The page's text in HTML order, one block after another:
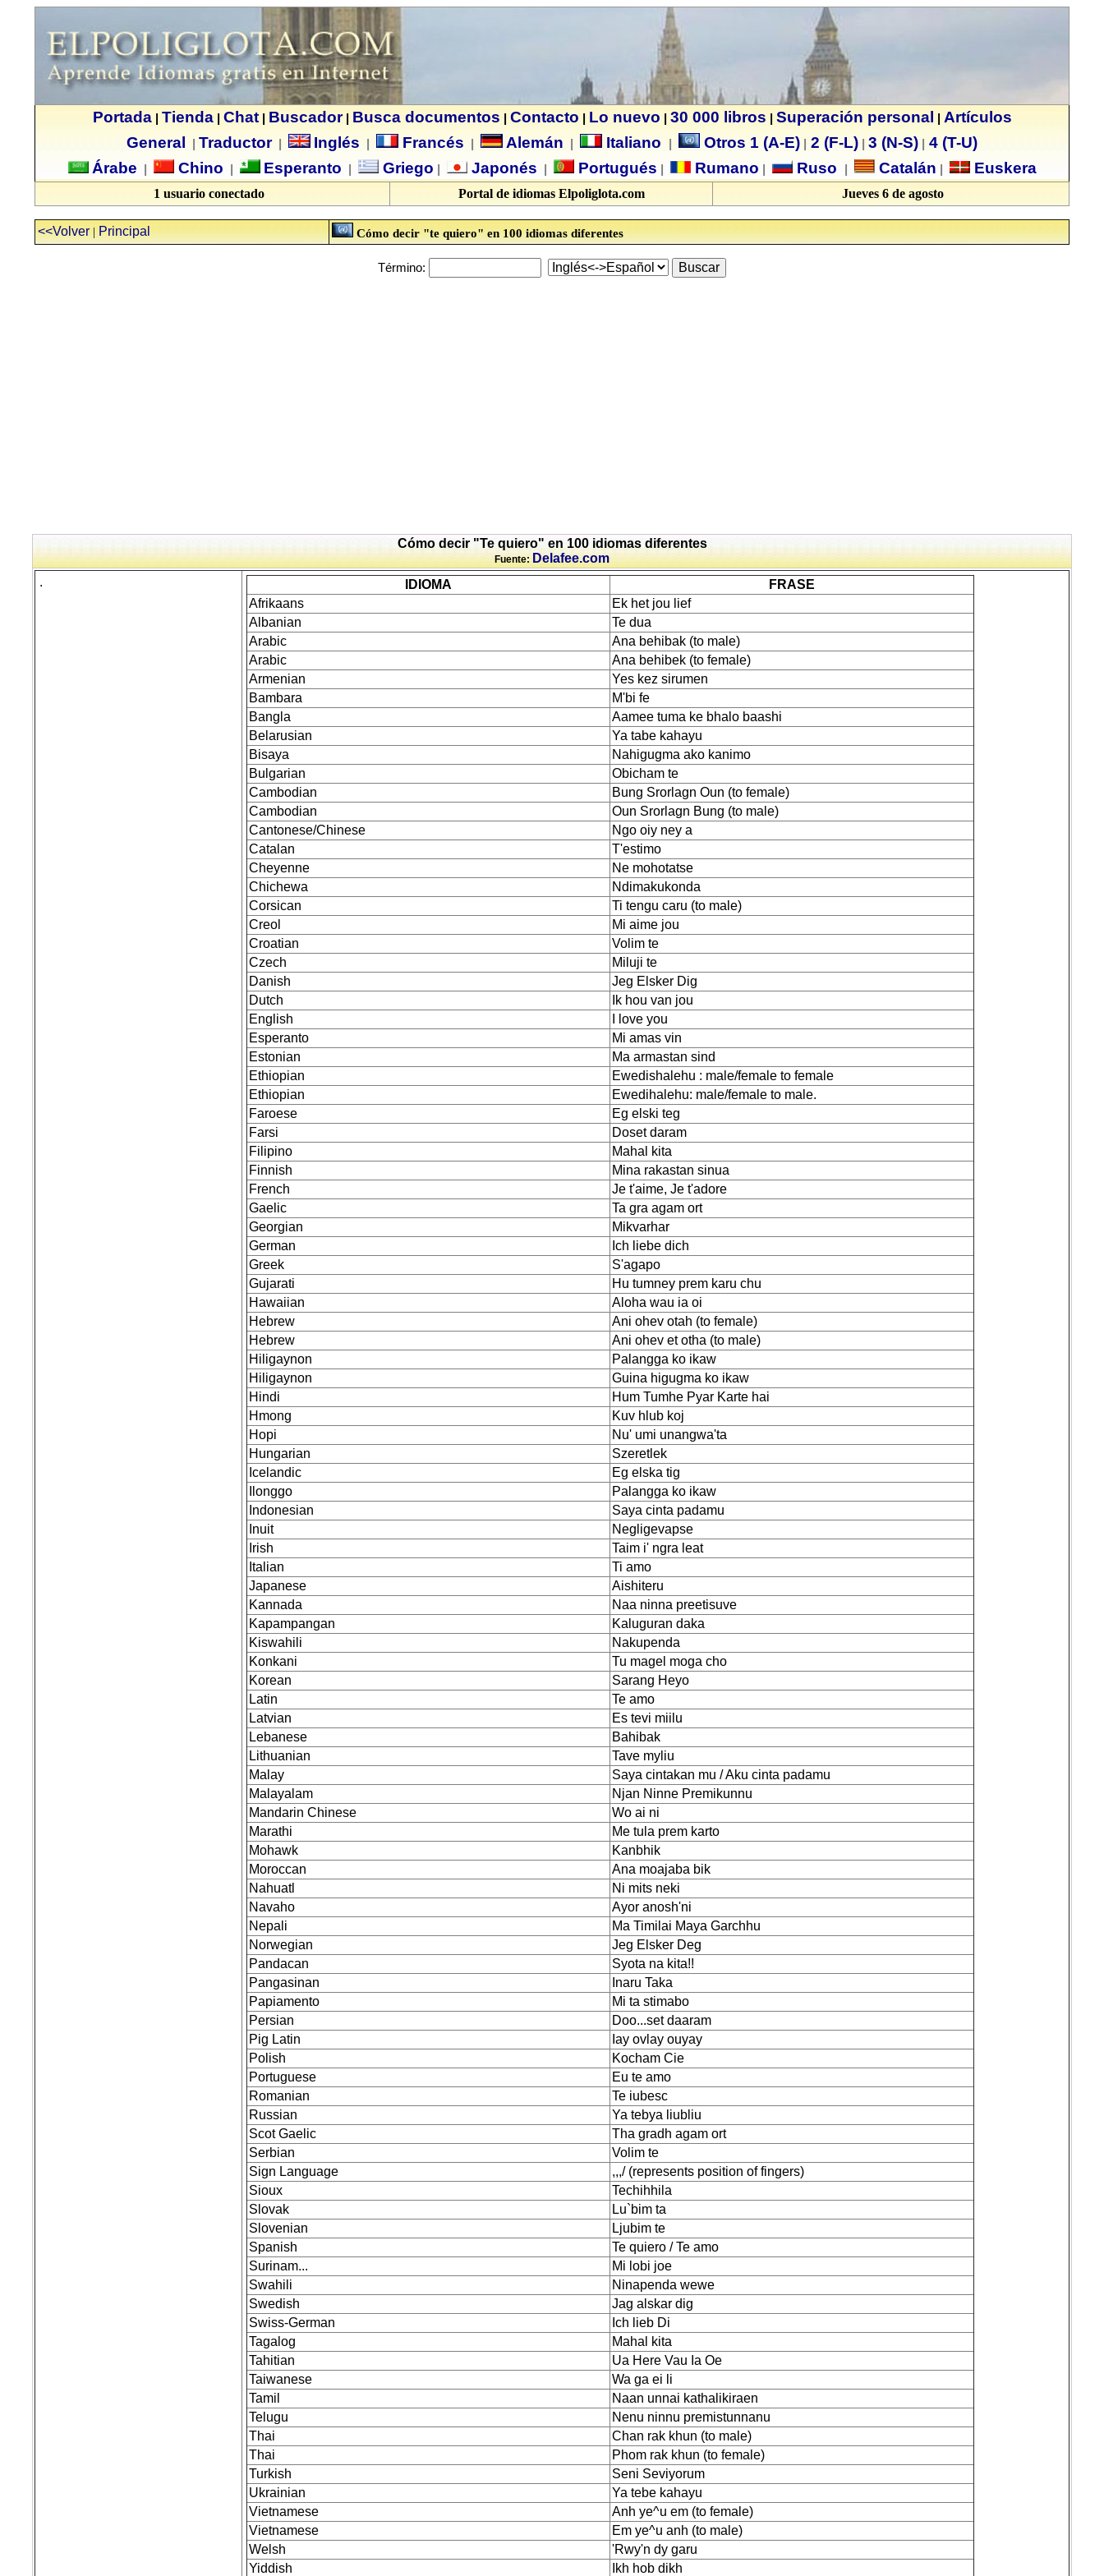
Portada| Tienda| Chat| Buscador| Busca documentos Contacto Lo nuevo 30 000 libros Superación personal
Artículos
General
Traductor| Inglés Francés Alemán Italiano Otros 1 (A-E) 2 (F-L) 3 (N-S)
4 (T-U)
Árabe
Chino Esperanto Griego Japonés Portugués Rumano Ruso Catalán Euskera
1 usuario conectado Portal de idiomas Elpoliglota.com Jueves 6 de agosto
<<Volver|Principal Cómo decir "te quiero" en 100 idiomas diferentes
Término:
Cómo decir "Te quiero" en 100 idiomas diferentes
Fuente:Delafee.com
.
IDIOMA
FRASE
Afrikaans
Ek het jou lief
Albanian
Te dua
Arabic
Ana behibak (to male)
Arabic
Ana behibek (to female)
Armenian
Yes kez sirumen
Bambara
M'bi fe
Bangla
Aamee tuma ke bhalo baashi
Belarusian
Ya tabe kahayu
Bisaya
Nahigugma ako kanimo
Bulgarian
Obicham te
Cambodian
Bung Srorlagn Oun (to female)
Cambodian
Oun Srorlagn Bung (to male)
Cantonese/Chinese
Ngo oiy ney a
Catalan
T'estimo
Cheyenne
Ne mohotatse
Chichewa
Ndimakukonda
Corsican
Ti tengu caru (to male)
Creol
Mi aime jou
Croatian
Volim te
Czech
Miluji te
Danish
Jeg Elsker Dig
Dutch
Ik hou van jou
English
I love you
Esperanto
Mi amas vin
Estonian
Ma armastan sind
Ethiopian
Ewedishalehu : male/female to female
Ethiopian
Ewedihalehu: male/female to male.
Faroese
Eg elski teg
Farsi
Doset daram
Filipino
Mahal kita
Finnish
Mina rakastan sinua
French
Je t'aime, Je t'adore
Gaelic
Ta gra agam ort
Georgian
Mikvarhar
German
Ich liebe dich
Greek
S'agapo
Gujarati
Hu tumney prem karu chu
Hawaiian
Aloha wau ia oi
Hebrew
Ani ohev otah (to female)
Hebrew
Ani ohev et otha (to male)
Hiligaynon
Palangga ko ikaw
Hiligaynon
Guina higugma ko ikaw
Hindi
Hum Tumhe Pyar Karte hai
Hmong
Kuv hlub koj
Hopi
Nu' umi unangwa'ta
Hungarian
Szeretlek
Icelandic
Eg elska tig
Ilonggo
Palangga ko ikaw
Indonesian
Saya cinta padamu
Inuit
Negligevapse
Irish
Taim i' ngra leat
Italian
Ti amo
Japanese
Aishiteru
Kannada
Naa ninna preetisuve
Kapampangan
Kaluguran daka
Kiswahili
Nakupenda
Konkani
Tu magel moga cho
Korean
Sarang Heyo
Latin
Te amo
Latvian
Es tevi miilu
Lebanese
Bahibak
Lithuanian
Tave myliu
Malay
Saya cintakan mu / Aku cinta padamu
Malayalam
Njan Ninne Premikunnu
Mandarin Chinese
Wo ai ni
Marathi
Me tula prem karto
Mohawk
Kanbhik
Moroccan
Ana moajaba bik
Nahuatl
Ni mits neki
Navaho
Ayor anosh'ni
Nepali
Ma Timilai Maya Garchhu
Norwegian
Jeg Elsker Deg
Pandacan
Syota na kita!!
Pangasinan
Inaru Taka
Papiamento
Mi ta stimabo
Persian
Doo...set daaram
Pig Latin
Iay ovlay ouyay
Polish
Kocham Cie
Portuguese
Eu te amo
Romanian
Te iubesc
Russian
Ya tebya liubliu
Scot Gaelic
Tha gradh agam ort
Serbian
Volim te
Sign Language
,,,/ (represents position of fingers)
Sioux
Techihhila
Slovak
Lu`bim ta
Slovenian
Ljubim te
Spanish
Te quiero / Te amo
Surinam...
Mi lobi joe
Swahili
Ninapenda wewe
Swedish
Jag alskar dig
Swiss-German
Ich lieb Di
Tagalog
Mahal kita
Tahitian
Ua Here Vau Ia Oe
Taiwanese
Wa ga ei li
Tamil
Naan unnai kathalikiraen
Telugu
Nenu ninnu premistunnanu
Thai
Chan rak khun (to male)
Thai
Phom rak khun (to female)
Turkish
Seni Seviyorum
Ukrainian
Ya tebe kahayu
Vietnamese
Anh ye^u em (to female)
Vietnamese
Em ye^u anh (to male)
Welsh
'Rwy'n dy garu
Yiddish
Ikh hob dikh